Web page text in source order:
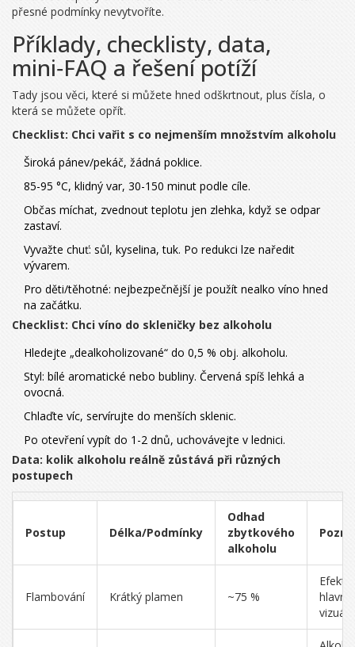
přesné podmínky nevytvoříte.
Příklady, checklisty, data,
mini‑FAQ a řešení potíží
Tady jsou věci, které si můžete hned odškrtnout, plus čísla, o
která se můžete opřít.
Checklist: Chci vařit s co nejmenším množstvím alkoholu
Široká pánev/pekáč, žádná poklice.
85-95 °C, klidný var, 30-150 minut podle cíle.
Občas míchat, zvednout teplotu jen zlehka, když se odpar
zastaví.
Vyvažte chuť: sůl, kyselina, tuk. Po redukci lze naředit
vývarem.
Pro děti/těhotné: nejbezpečnější je použít nealko víno hned
na začátku.
Checklist: Chci víno do skleničky bez alkoholu
Hledejte „dealkoholizované“ do 0,5 % obj. alkoholu.
Styl: bílé aromatické nebo bubliny. Červená spíš lehká a
ovocná.
Chlaďte víc, servírujte do menších sklenic.
Po otevření vypít do 1-2 dnů, uchovávejte v lednici.
Data: kolik alkoholu reálně zůstává při různých
postupech
Postup Délka/Podmínky
Odhad
zbytkového
alkoholu
Flambování Krátký plamen ~75 %
Efekt
hlavně